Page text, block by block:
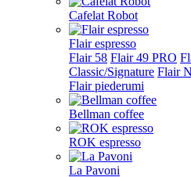
Cafelat Robot
Flair espresso
Flair 58 Flair 49 PRO
Classic/Signature Flair
Flair piederumi
Bellman coffee
ROK espresso
La Pavoni